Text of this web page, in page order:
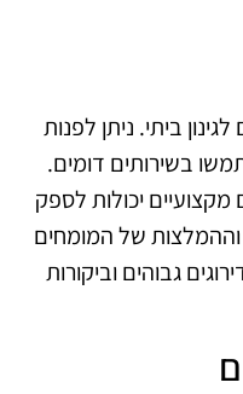
ביתי. ניתן לפנות
בשירותים דומים.
יכולות לספק
וההמלצות של המומחים
גבוהים וביקורות